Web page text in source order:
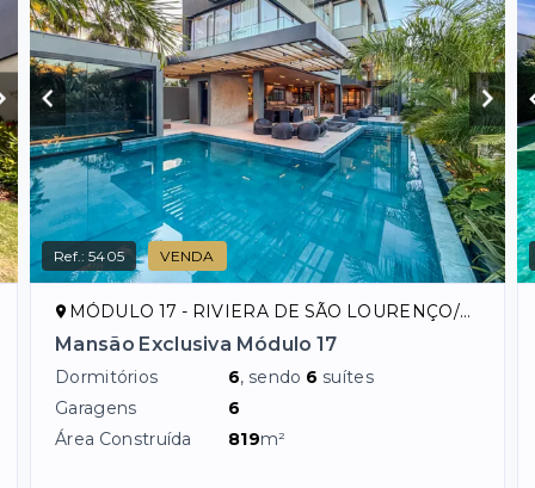
Ref.:5405 VENDA
MÓDULO 17 - RIVIERA DE SÃO LOURENÇO/SP
Mansão Exclusiva Módulo 17
Dormitórios 6, sendo 6 suítes
Garagens
6
Área Construída
819m²